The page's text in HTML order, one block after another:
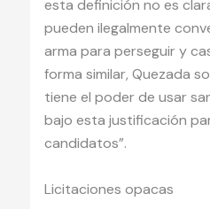
esta definición no es
pueden ilegalmente
arma para perseguir y
forma similar, Quezada
tiene el poder de usar
bajo esta justificación
candidatos”.
Licitaciones opacas